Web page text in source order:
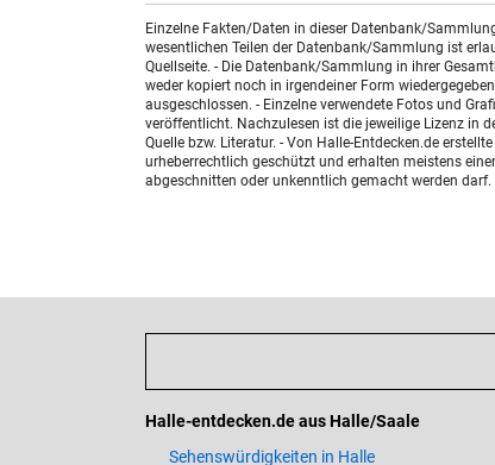
Einzelne Fakten/Daten in dieser Datenbank/
wesentlichen Teilen der Datenbank/Sammlung ist
Quellseite. - Die Datenbank/Sammlung in ihrer
weder kopiert noch in irgendeiner Form
ausgeschlossen. - Einzelne verwendete Fotos und
veröffentlicht. Nachzulesen ist die jeweilige Lizenz in
Quelle bzw. Literatur. - Von Halle-Entdecken.de
urheberrechtlich geschützt und erhalten meistens
abgeschnitten oder unkenntlich gemacht werden darf.
Halle-entdecken.de aus Halle/Saale
Sehenswürdigkeiten in Halle